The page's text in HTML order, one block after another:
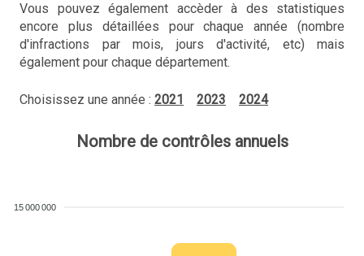
Vous pouvez également accèder à des statistiques
encore plus détaillées pour chaque année (nombre
d'infractions par mois, jours d'activité, etc) mais
également pour chaque département.
Choisissez une année : 2021 2023 2024
Nombre de contrôles annuels
15 000 000